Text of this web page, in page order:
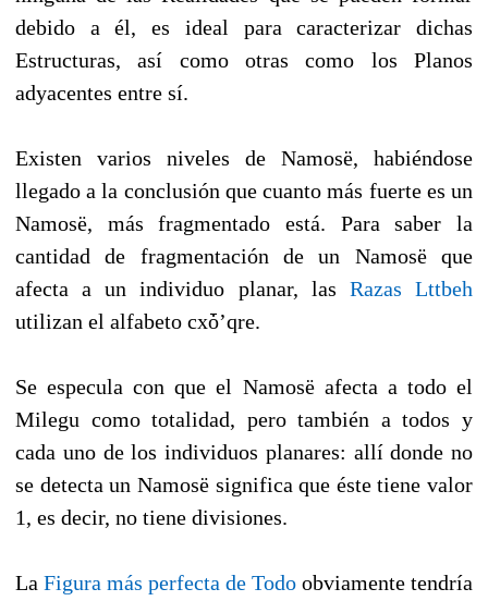
debido a él, es ideal para caracterizar dichas
Estructuras, así como otras como los Planos
adyacentes entre sí.
Existen varios niveles de Namosë, habiéndose
llegado a la conclusión que cuanto más fuerte es un
Namosë, más fragmentado está. Para saber la
cantidad de fragmentación de un Namosë que
afecta a un individuo planar, las Razas Lttbeh
utilizan el alfabeto cxȱ’qre.
Se especula con que el Namosë afecta a todo el
Milegu como totalidad, pero también a todos y
cada uno de los individuos planares: allí donde no
se detecta un Namosë significa que éste tiene valor
1, es decir, no tiene divisiones.
La Figura más perfecta de Todo obviamente tendría